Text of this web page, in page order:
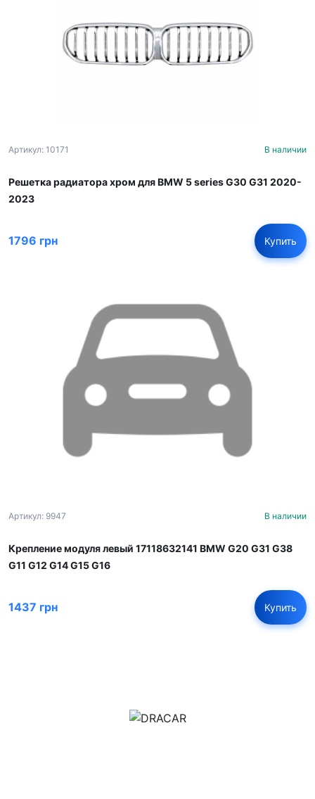
Артикул: 10171 В наличии
Решетка радиатора хром для BMW 5 series G30 G31 2020-
2023
1796 грн Купить
Артикул: 9947 В наличии
Крепление модуля левый 17118632141 BMW G20 G31 G38
G11 G12 G14 G15 G16
1437 грн Купить